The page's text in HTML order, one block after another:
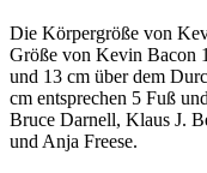
Die Körpergröße von
Größe von Kevin Bacon
und 13 cm über dem
cm entsprechen 5 Fuß
Bruce Darnell, Klaus J.
und Anja Freese.